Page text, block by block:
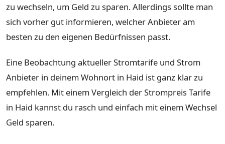
zu wechseln, um Geld zu sparen. Allerdings sollte man
sich vorher gut informieren, welcher Anbieter am
besten zu den eigenen Bedürfnissen passt.
Eine Beobachtung aktueller Stromtarife und Strom
Anbieter in deinem Wohnort in Haid ist ganz klar zu
empfehlen. Mit einem Vergleich der Strompreis Tarife
in Haid kannst du rasch und einfach mit einem Wechsel
Geld sparen.